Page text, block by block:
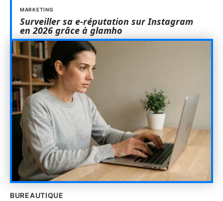
MARKETING
Surveiller sa e-réputation sur Instagram
en 2026 grâce à glamho
BUREAUTIQUE